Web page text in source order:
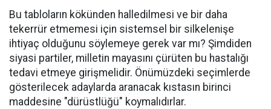
Bu tabloların kökünden halledilmesi ve bir daha
tekerrür etmemesi için sistemsel bir silkelenişe
ihtiyaç olduğunu söylemeye gerek var mı? Şimdiden
siyasi partiler, milletin mayasını çürüten bu hastalığı
tedavi etmeye girişmelidir. Önümüzdeki seçimlerde
gösterilecek adaylarda aranacak kıstasın birinci
maddesine "dürüstlüğü" koymalıdırlar.